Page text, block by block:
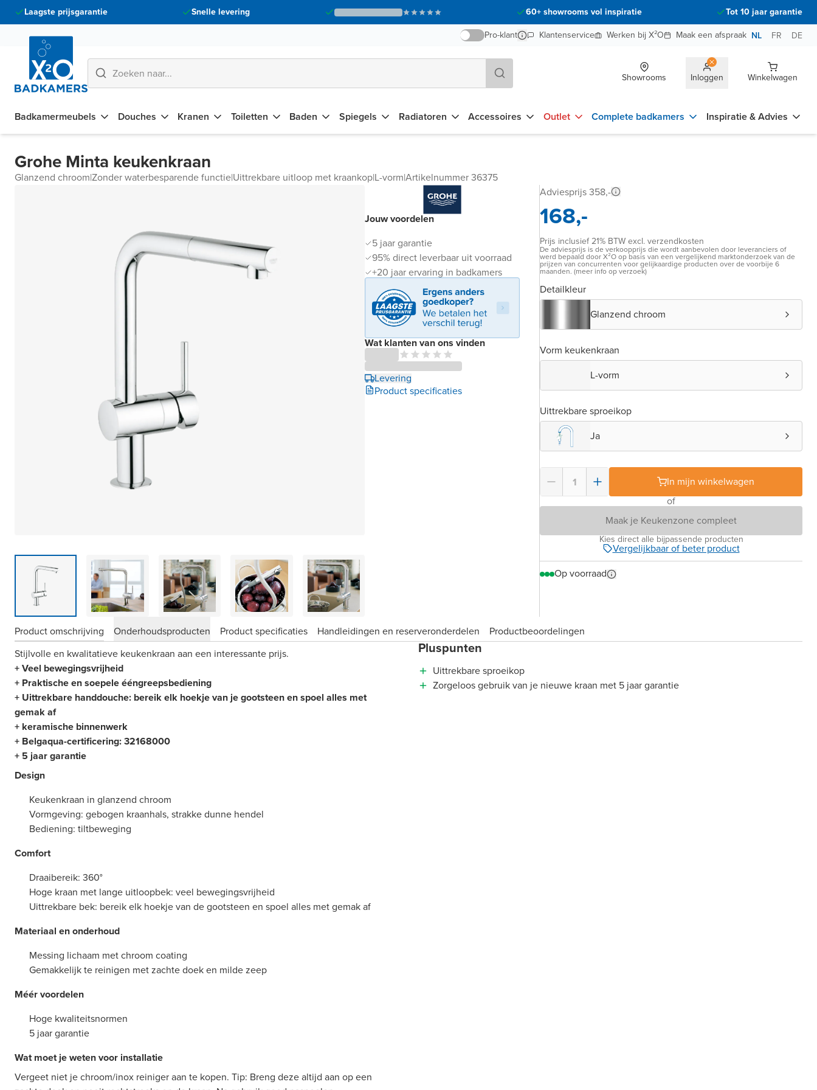
Laagste prijsgarantie Snelle levering 60+ showrooms vol inspiratie
Tot 10 jaar garantie
Pro-klant
Klantenservice Werken bij X²O Maak een afspraak NL FR DE
Showrooms Inloggen Winkelwagen
Badkamermeubels Douches Kranen Toiletten Baden Spiegels Radiatoren Accessoires Outlet Complete badkamers Inspiratie & Advies
Grohe Minta keukenkraan
Glanzend chroom|Zonder waterbesparende functie|Uittrekbare uitloop met kraankop|L-vorm|Artikelnummer 36375
Jouw voordelen
5 jaar garantie
95% direct leverbaar uit voorraad
+20 jaar ervaring in badkamers
Wat klanten van ons vinden
Levering
Product specificaties
Adviesprijs 358,-
168,-
Prijs inclusief 21% BTW excl. verzendkosten
De adviesprijs is de verkoopprijs die wordt aanbevolen door leveranciers of
werd bepaald door X²O op basis van een vergelijkend marktonderzoek van de
prijzen van concurrenten voor gelijkaardige producten over de voorbije 6
maanden. (meer info op verzoek)
Detailkleur
Glanzend chroom
Vorm keukenkraan
L-vorm
Uittrekbare sproeikop
Ja
In mijn winkelwagen
of
Maak je Keukenzone compleet
Kies direct alle bijpassende producten
Vergelijkbaar of beter product
Op voorraad
Product omschrijving Onderhoudsproducten Product specificaties Handleidingen en reserveronderdelen
Product­beoordelingen
Stijlvolle en kwalitatieve keukenkraan aan een interessante prijs.
+ Veel bewegingsvrijheid
+ Praktische en soepele ééngreepsbediening
+ Uittrekbare handdouche: bereik elk hoekje van je gootsteen en spoel alles met
gemak af
+ keramische binnenwerk
+ Belgaqua-certificering: 32168000
+ 5 jaar garantie
Design
Keukenkraan in glanzend chroom
Vormgeving: gebogen kraanhals, strakke dunne hendel
Bediening: tiltbeweging
Comfort
Draaibereik: 360°
Hoge kraan met lange uitloopbek: veel bewegingsvrijheid
Uittrekbare bek: bereik elk hoekje van de gootsteen en spoel alles met gemak af
Materiaal en onderhoud
Messing lichaam met chroom coating
Gemakkelijk te reinigen met zachte doek en milde zeep
Méér voordelen
Hoge kwaliteitsnormen
5 jaar garantie
Wat moet je weten voor installatie
Vergeet niet je chroom/inox reiniger aan te kopen. Tip: Breng deze altijd aan op een
Pluspunten
Uittrekbare sproeikop
Zorgeloos gebruik van je nieuwe kraan met 5 jaar garantie